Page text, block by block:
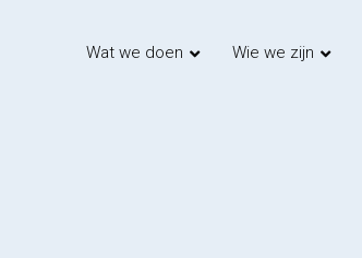
Wat we doen Wie we zijn